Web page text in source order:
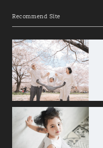
Recommend Site